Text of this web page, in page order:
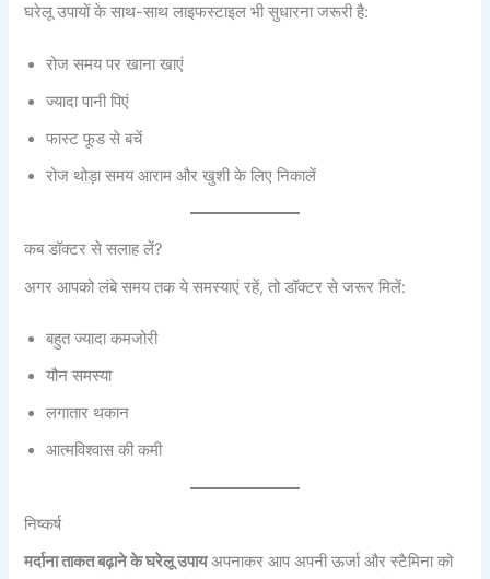
घरेलू उपायों के साथ-साथ लाइफस्टाइल भी सुधारना जरूरी है:
रोज समय पर खाना खाएं
ज्यादा पानी पिएं
फास्ट फूड से बचें
रोज थोड़ा समय आराम और खुशी के लिए निकालें
कब डॉक्टर से सलाह लें?
अगर आपको लंबे समय तक ये समस्याएं रहें, तो डॉक्टर से जरूर मिलें:
बहुत ज्यादा कमजोरी
यौन समस्या
लगातार थकान
आत्मविश्वास की कमी
निष्कर्ष
मर्दाना ताकत बढ़ाने के घरेलू उपायअपनाकर आप अपनी ऊर्जा और स्टैमिना को